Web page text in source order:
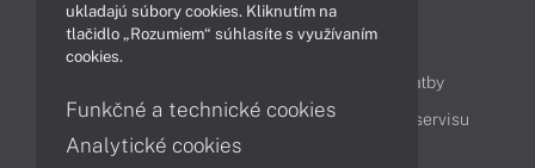
Obsah
Možnosti doručenia a platby
Podpora a servis
Servisné služby Cenník servisu
ukladajú súbory cookies. Kliknutím na
tlačidlo „Rozumiem“ súhlasíte s využívaním
cookies.
Funkčné a technické cookies
Analytické cookies